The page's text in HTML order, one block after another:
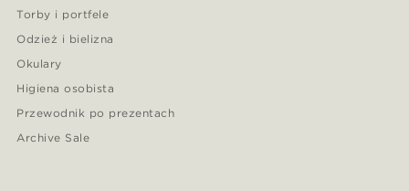
Torby i portfele
Odzież i bielizna
Okulary
Higiena osobista
Przewodnik po prezentach
Archive Sale